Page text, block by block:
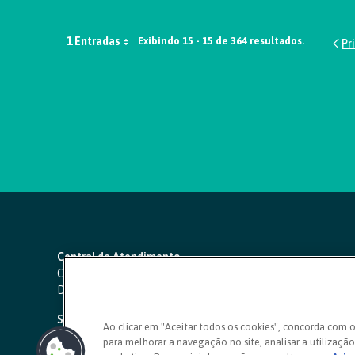
1 Entradas Exibindo 15 - 15 de 364 resultados.
Central de Atendimento
Capitais e regiões metropolitanas:
Demais localidades:
SAC 24 horas
Ouvidoria
Ao clicar em "Aceitar todos os cookies", concorda com
para melhorar a navegação no site, analisar a